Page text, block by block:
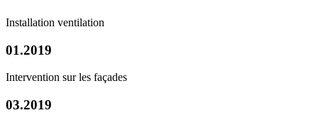
Installation ventilation
01.2019
Intervention sur les façades
03.2019